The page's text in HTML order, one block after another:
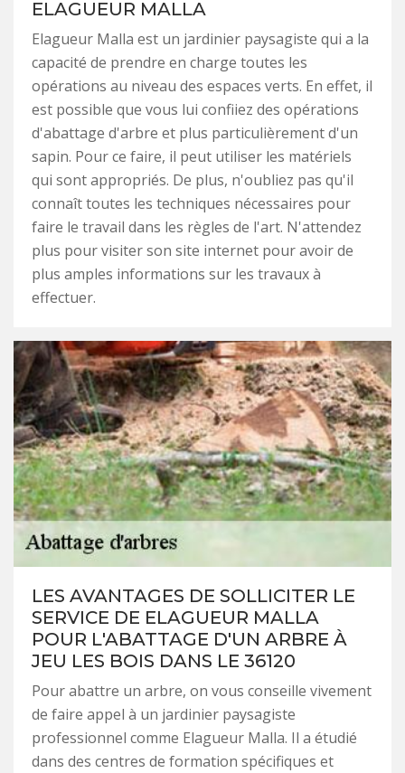
ELAGUEUR MALLA
Elagueur Malla est un jardinier paysagiste qui a la
capacité de prendre en charge toutes les
opérations au niveau des espaces verts. En effet, il
est possible que vous lui confiiez des opérations
d'abattage d'arbre et plus particulièrement d'un
sapin. Pour ce faire, il peut utiliser les matériels
qui sont appropriés. De plus, n'oubliez pas qu'il
connaît toutes les techniques nécessaires pour
faire le travail dans les règles de l'art. N'attendez
plus pour visiter son site internet pour avoir de
plus amples informations sur les travaux à
effectuer.
LES AVANTAGES DE SOLLICITER LE
SERVICE DE ELAGUEUR MALLA
POUR L'ABATTAGE D'UN ARBRE À
JEU LES BOIS DANS LE 36120
Pour abattre un arbre, on vous conseille vivement
de faire appel à un jardinier paysagiste
professionnel comme Elagueur Malla. Il a étudié
dans des centres de formation spécifiques et